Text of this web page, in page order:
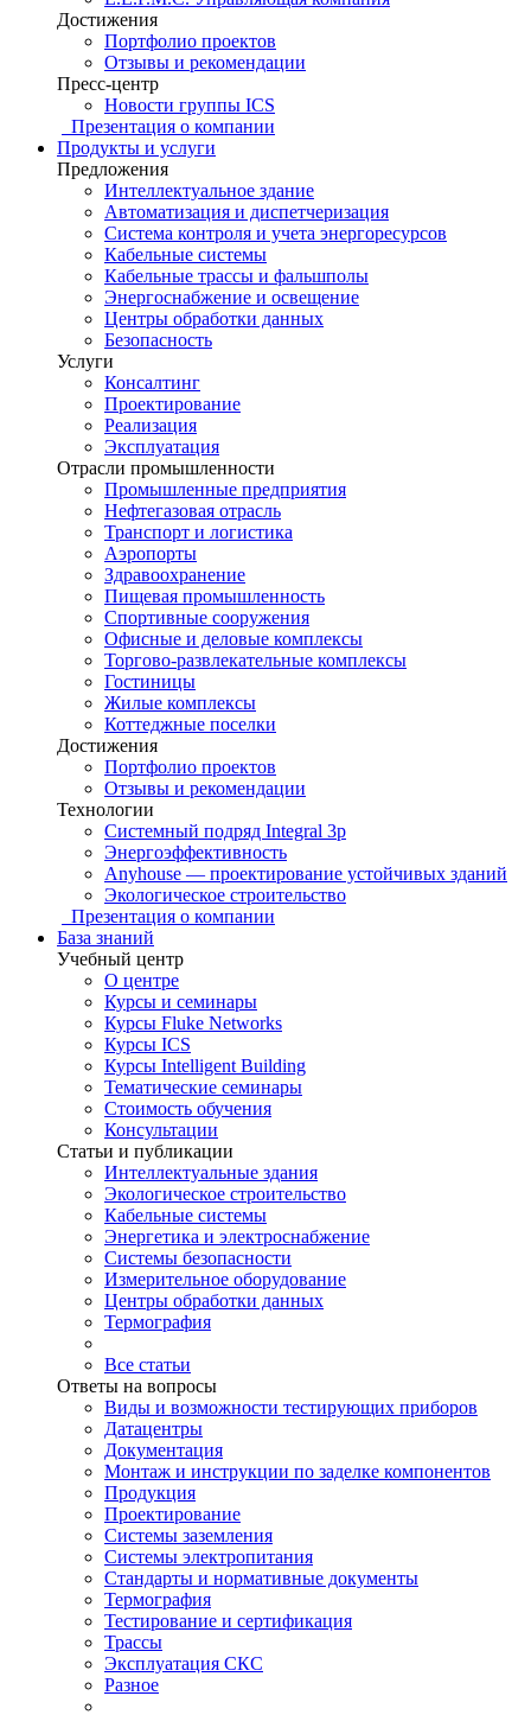
Достижения
Портфолио проектов
Отзывы и рекомендации
Пресс-центр
Новости группы ICS
Презентация о компании
Продукты и услуги
Предложения
Интеллектуальное здание
Автоматизация и диспетчеризация
Система контроля и учета энергоресурсов
Кабельные системы
Кабельные трассы и фальшполы
Энергоснабжение и освещение
Центры обработки данных
Безопасность
Услуги
Консалтинг
Проектирование
Реализация
Эксплуатация
Отрасли промышленности
Промышленные предприятия
Нефтегазовая отрасль
Транспорт и логистика
Аэропорты
Здравоохранение
Пищевая промышленность
Спортивные сооружения
Офисные и деловые комплексы
Торгово-развлекательные комплексы
Гостиницы
Жилые комплексы
Коттеджные поселки
Достижения
Портфолио проектов
Отзывы и рекомендации
Технологии
Системный подряд Integral 3p
Энергоэффективность
Anyhouse — проектирование устойчивых зданий
Экологическое строительство
Презентация о компании
База знаний
Учебный центр
О центре
Курсы и семинары
Курсы Fluke Networks
Курсы ICS
Курсы Intelligent Building
Тематические семинары
Стоимость обучения
Консультации
Статьи и публикации
Интеллектуальные здания
Экологическое строительство
Кабельные системы
Энергетика и электроснабжение
Системы безопасности
Измерительное оборудование
Центры обработки данных
Термография
Все статьи
Ответы на вопросы
Виды и возможности тестирующих приборов
Датацентры
Документация
Монтаж и инструкции по заделке компонентов
Продукция
Проектирование
Системы заземления
Системы электропитания
Стандарты и нормативные документы
Термография
Тестирование и сертификация
Трассы
Эксплуатация СКС
Разное